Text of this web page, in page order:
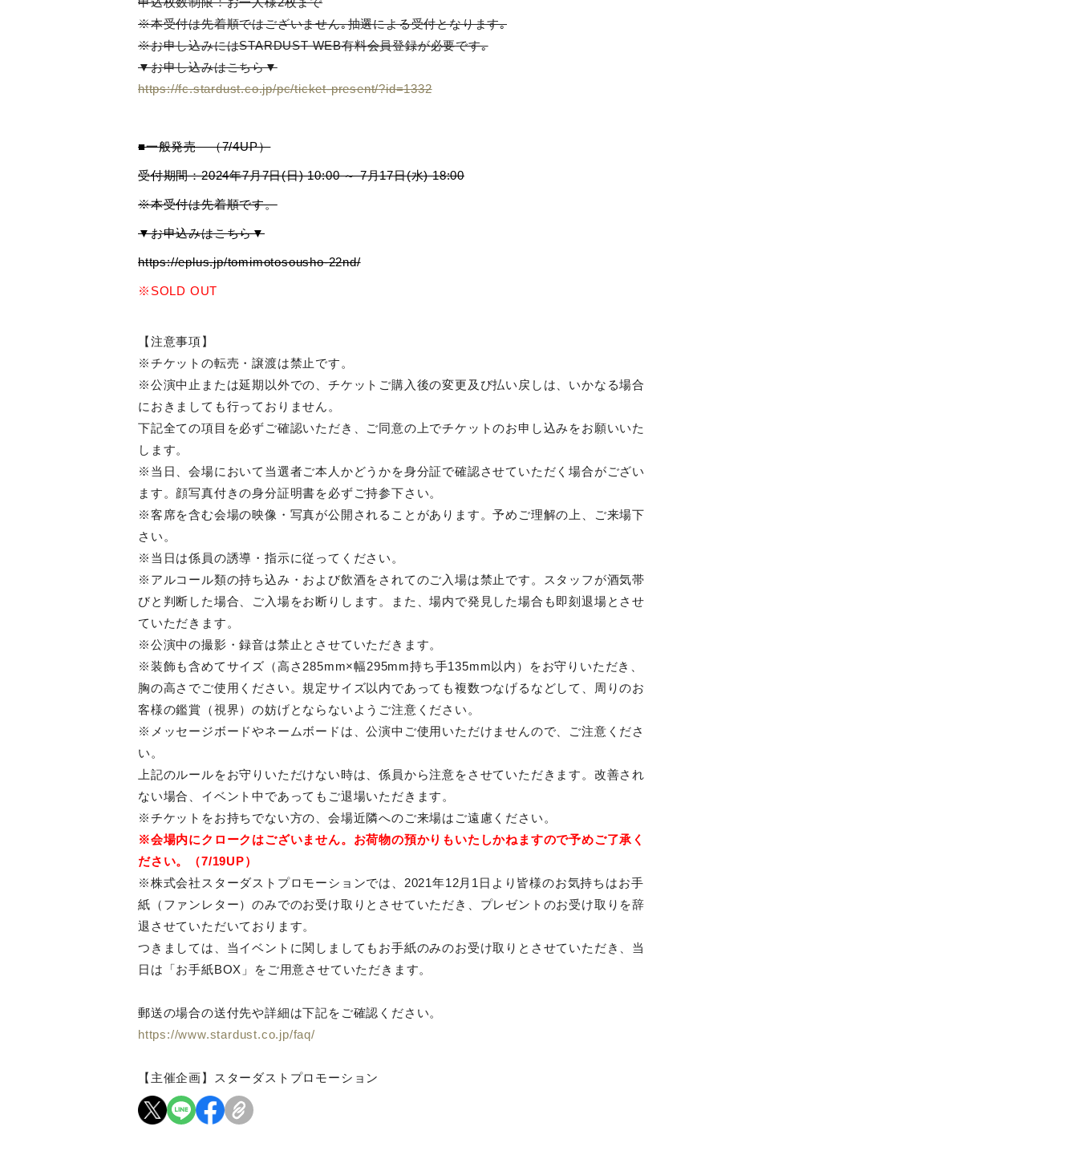
※本受付は先着順ではございません｡抽選による受付となります｡
※お申し込みにはSTARDUST WEB有料会員登録が必要です｡
▼お申し込みはこちら▼
https://fc.stardust.co.jp/pc/ticket-present/?id=1332
■一般発売 （7/4UP）
受付期間：2024年7月7日(日) 10:00 ～ 7月17日(水) 18:00
※本受付は先着順です。
▼お申込みはこちら▼
https://eplus.jp/tomimotosousho-22nd/
※SOLD OUT
【注意事項】
※チケットの転売・譲渡は禁止です。
※公演中止または延期以外での、チケットご購入後の変更及び払い戻しは、いかなる場合
におきましても行っておりません。
下記全ての項目を必ずご確認いただき、ご同意の上でチケットのお申し込みをお願いいた
します。
※当日、会場において当選者ご本人かどうかを身分証で確認させていただく場合がござい
ます。顔写真付きの身分証明書を必ずご持参下さい。
※客席を含む会場の映像・写真が公開されることがあります。予めご理解の上、ご来場下
さい。
※当日は係員の誘導・指示に従ってください。
※アルコール類の持ち込み・および飲酒をされてのご入場は禁止です。スタッフが酒気帯
びと判断した場合、ご入場をお断りします。また、場内で発見した場合も即刻退場とさせ
ていただきます。
※公演中の撮影・録音は禁止とさせていただきます。
※装飾も含めてサイズ（高さ285mm×幅295mm持ち手135mm以内）をお守りいただき、
胸の高さでご使用ください。規定サイズ以内であっても複数つなげるなどして、周りのお
客様の鑑賞（視界）の妨げとならないようご注意ください。
※メッセージボードやネームボードは、公演中ご使用いただけませんので、ご注意くださ
い。
上記のルールをお守りいただけない時は、係員から注意をさせていただきます。改善され
ない場合、イベント中であってもご退場いただきます。
※チケットをお持ちでない方の、会場近隣へのご来場はご遠慮ください。
※会場内にクロークはございません。お荷物の預かりもいたしかねますので予めご了承く
ださい。（7/19UP）
※株式会社スターダストプロモーションでは、2021年12月1日より皆様のお気持ちはお手
紙（ファンレター）のみでのお受け取りとさせていただき、プレゼントのお受け取りを辞
退させていただいております。
つきましては、当イベントに関しましてもお手紙のみのお受け取りとさせていただき、当
日は「お手紙BOX」をご用意させていただきます。
郵送の場合の送付先や詳細は下記をご確認ください。
https://www.stardust.co.jp/faq/
【主催企画】スターダストプロモーション